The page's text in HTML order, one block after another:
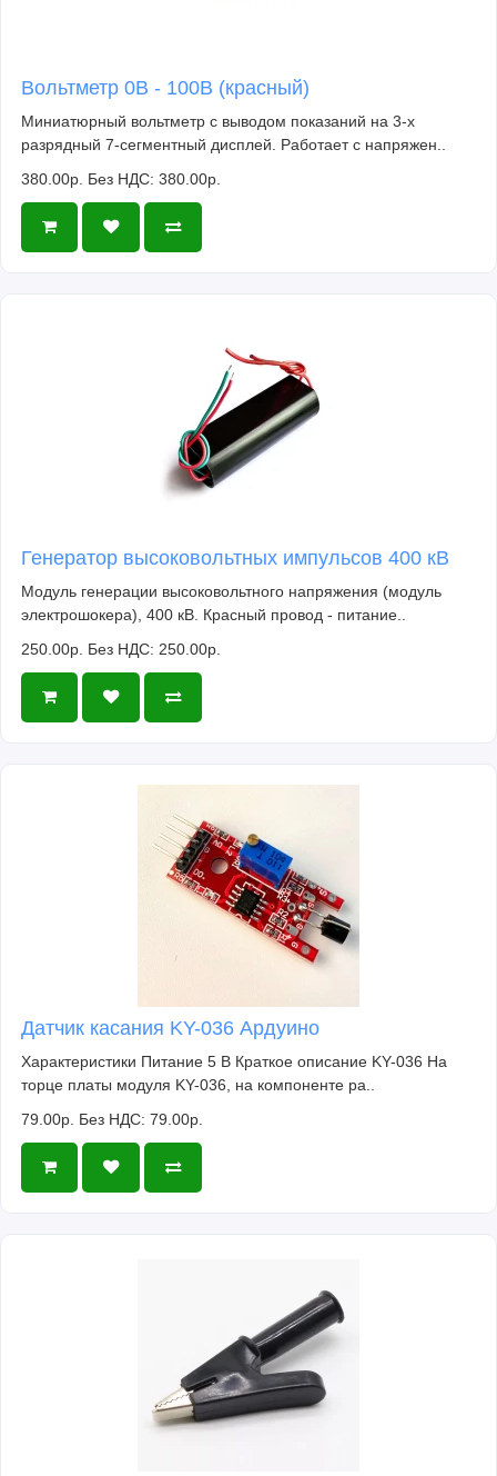
Вольтметр 0В - 100В (красный)
Миниатюрный вольтметр с выводом показаний на 3-х
разрядный 7-сегментный дисплей. Работает с напряжен..
380.00р. Без НДС: 380.00р.
Генератор высоковольтных импульсов 400 кВ
Модуль генерации высоковольтного напряжения (модуль
электрошокера), 400 кВ. Красный провод - питание..
250.00р. Без НДС: 250.00р.
Датчик касания KY-036 Ардуино
Характеристики Питание 5 В Краткое описание KY-036 На
торце платы модуля KY-036, на компоненте ра..
79.00р. Без НДС: 79.00р.